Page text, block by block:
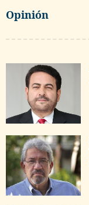
Opinión